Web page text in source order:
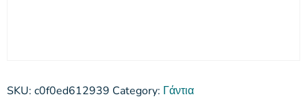
SKU: c0f0ed612939 Category: Γάντια